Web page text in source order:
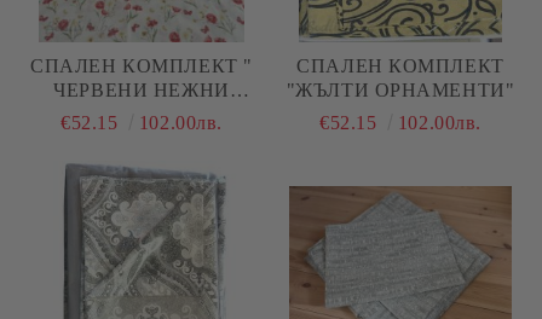
СПАЛЕН КОМПЛЕКТ "
ЧЕРВЕНИ НЕЖНИ
ЦВЕТЯ"
€52.15 102.00лв.
СПАЛЕН КОМПЛЕКТ
"ЖЪЛТИ ОРНАМЕНТИ"
€52.15
102.00лв.